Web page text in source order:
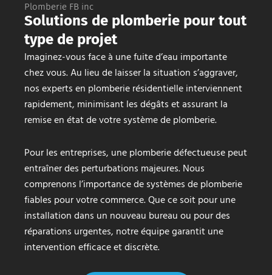
Plomberie FB inc
Solutions de plomberie pour tout
type de projet
Imaginez-vous face à une fuite d’eau importante
chez vous. Au lieu de laisser la situation s’aggraver,
nos experts en plomberie résidentielle interviennent
rapidement, minimisant les dégâts et assurant la
remise en état de votre système de plomberie.
Pour les entreprises, une plomberie défectueuse peut
entraîner des perturbations majeures. Nous
comprenons l’importance de systèmes de plomberie
fiables pour votre commerce. Que ce soit pour une
installation dans un nouveau bureau ou pour des
réparations urgentes, notre équipe garantit une
intervention efficace et discrète.